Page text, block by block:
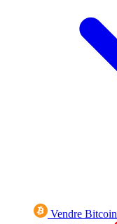
Vendre Bitcoin